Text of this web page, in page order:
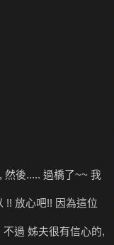
然後..... 過橋了~~ 我
!! 放心吧!! 因為這位
過 姊夫很有信心的,